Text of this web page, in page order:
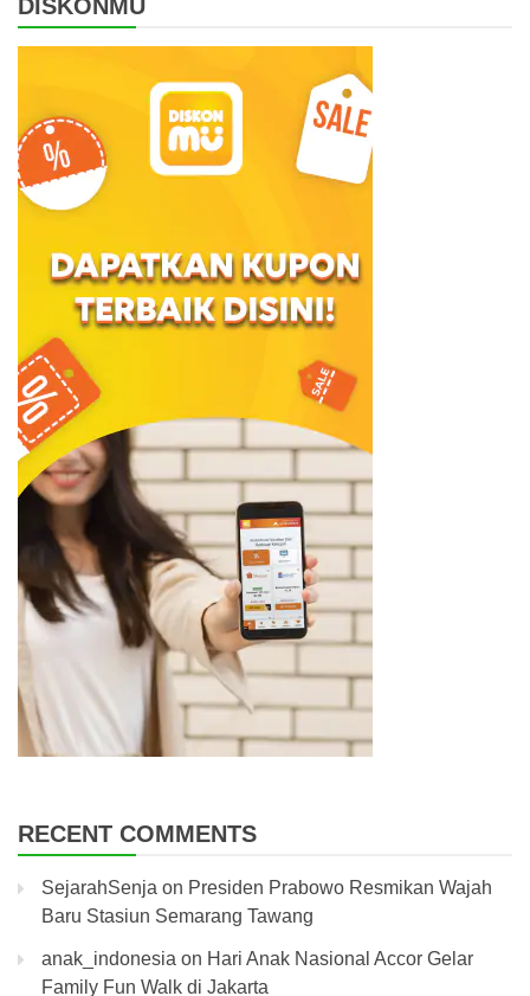
DISKONMU
RECENT COMMENTS
SejarahSenja on Presiden Prabowo Resmikan Wajah
Baru Stasiun Semarang Tawang
anak_indonesia on Hari Anak Nasional Accor Gelar
Family Fun Walk di Jakarta